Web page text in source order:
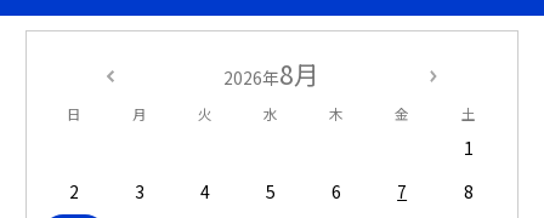
2026年8月
日 月 火 水 木 金 土
1
2
3 4 5 6 7
8